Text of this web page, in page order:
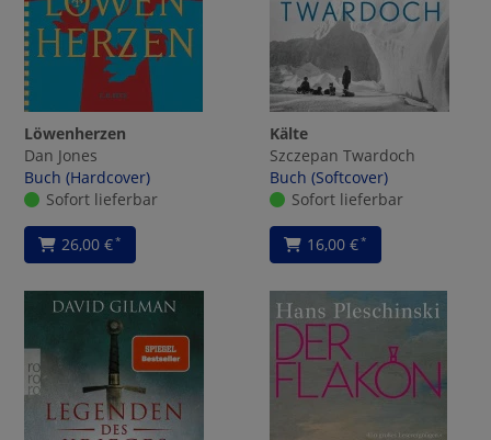
Löwenherzen
Dan Jones
Buch (Hardcover)
Sofort lieferbar
26,00 €*
Kälte
Szczepan Twardoch
Buch (Softcover)
Sofort lieferbar
16,00 €*